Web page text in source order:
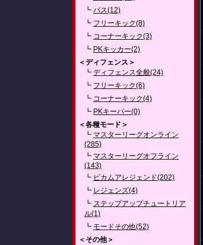
┗ パス(12)
┗ フリーキック(8)
┗ コーナーキック(3)
┗ PKキッカー(2)
＜ディフェンス＞
┗ ディフェンス全般(24)
┗ フリーキック(6)
┗ コーナーキック(4)
┗ PKキーパー(0)
＜各種モード＞
┗ マスターリーグオンライン
(285)
┗ マスターリーグオフライン
(143)
┗ ビカムアレジェンド(202)
┗ レジェンズ(4)
┗ ステップアップチュートリア
ル(1)
┗ モードその他(52)
＜その他＞